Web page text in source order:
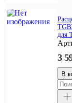
для
3
В